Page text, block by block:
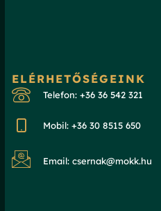
ELÉRHETŐSÉGEINK
Telefon: +36 36 542 321
Mobil: +36 30 8515 650
Email: csernak@mokk.hu